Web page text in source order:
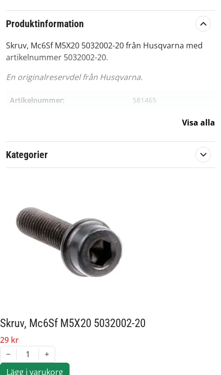
Produktinformation
Skruv, Mc6Sf M5X20 5032002-20 från Husqvarna med
artikelnummer 5032002-20.
En originalreservdel från Husqvarna.
Artikelnummer:
581465
Visa alla
Kategorier
Skruv, Mc6Sf M5X20 5032002-20
29 kr
1
Lägg i varukorg